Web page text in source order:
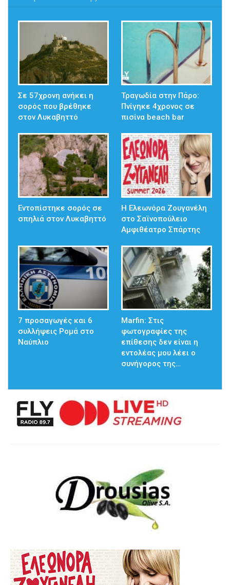
Σε 57χρονη ανήκει η
σορός που βρέθηκε
στον Λυκαβηττό
Τραγωδία στην Πάρο:
Πνίγηκε 4χρονος σε
πισίνα beach bar
Εντοπίστηκε σορός σε
σπηλιά στον Λυκαβηττό
Η Ελεωνόρα Ζουγανέλη
στο Σαϊνοπούλειο
Αμφιθέατρο Σπάρτης
7 προσαγωγές και 6
συλλήψεις Ρομά στο
Ναύπλιο
Marfin: Στις
φωτογραφίες της
επίθεσης δεν είναι η
εντολέας μου λέει ο
συνήγορος της…